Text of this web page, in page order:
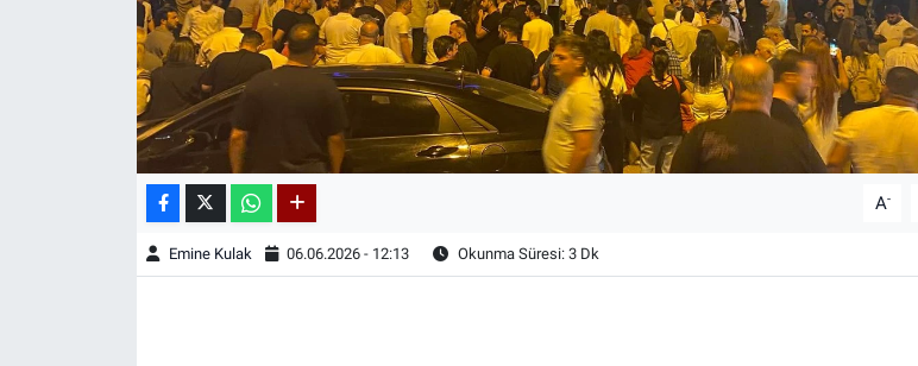
A-
Emine Kulak 06.06.2026 - 12:13 Okunma Süresi: 3 Dk